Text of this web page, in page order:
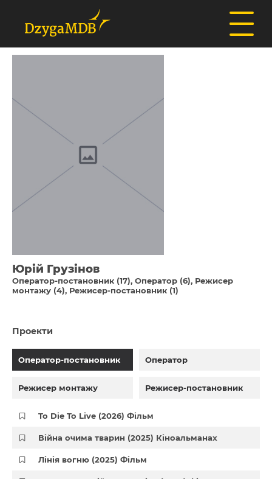
Юрій Грузінов
Оператор-постановник (17) Оператор (6) Режисер
монтажу (4) Режисер-постановник (1)
Проекти
Оператор-постановник Оператор
Режисер монтажу Режисер-постановник
To Die To Live (2026) Фільм
Війна очима тварин (2025) Кіноальманах
Лінія вогню (2025) Фільм